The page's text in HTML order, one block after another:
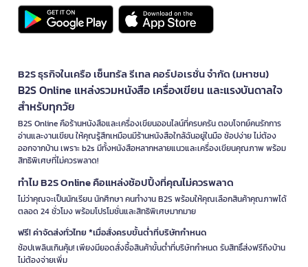
B2S ธุรกิจในเครือ เซ็นทรัล รีเทล คอร์ปอเรชั่น จำกัด (มหาชน)
B2S Online แหล่งรวมหนังสือ เครื่องเขียน และแรงบันดาลใจ
สำหรับทุกวัย
B2S Online คือร้านหนังสือและเครื่องเขียนออนไลน์ที่ครบครัน ตอบโจทย์คนรักการ
อ่านและงานเขียน ให้คุณรู้สึกเหมือนมีร้านหนังสือใกล้ฉันอยู่ในมือ ช้อปง่าย ไม่ต้อง
ออกจากบ้าน เพราะ b2s มีทั้งหนังสือหลากหลายแนวและเครื่องเขียนคุณภาพ พร้อม
สิทธิพิเศษที่ไม่ควรพลาด!
ทำไม B2S Online คือแหล่งช้อปปิ้งที่คุณไม่ควรพลาด
ไม่ว่าคุณจะเป็นนักเรียน นักศึกษา คนทำงาน B2S พร้อมให้คุณเลือกสินค้าคุณภาพได้
ตลอด 24 ชั่วโมง พร้อมโปรโมชั่นและสิทธิพิเศษมากมาย
ฟรี! ค่าจัดส่งทั่วไทย *เมื่อสั่งครบขั้นต่ำที่บริษัทกำหนด
ช้อปเพลินเกินคุ้ม! เพียงมียอดสั่งซื้อสินค้าขั้นต่ำที่บริษัทกำหนด รับสิทธิ์ส่งฟรีถึงบ้าน
ไม่ต้องจ่ายเพิ่ม